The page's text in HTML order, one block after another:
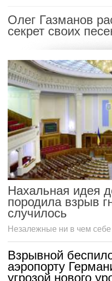
Олег Газманов
секрет своих
Нахальная идея
породила взрыв
случилось
Незалежные ни в чем
Взрывной
аэропорту
угрозой нового